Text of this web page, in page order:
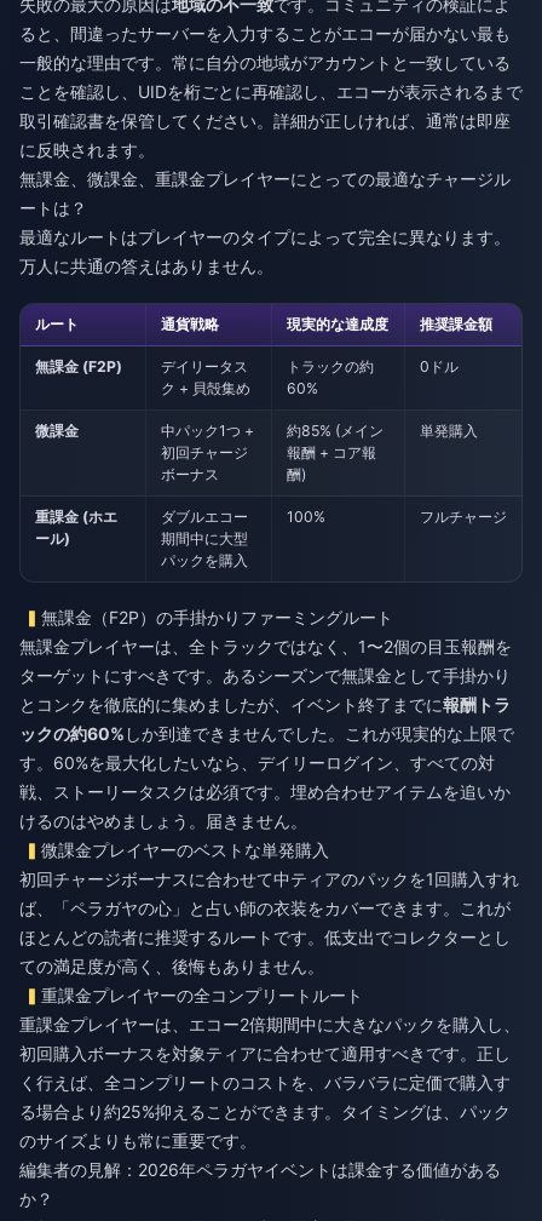
失敗の最大の原因は地域の不一致です。コミュニティの検証によ
ると、間違ったサーバーを入力することがエコーが届かない最も
一般的な理由です。常に自分の地域がアカウントと一致している
ことを確認し、UIDを桁ごとに再確認し、エコーが表示されるまで
取引確認書を保管してください。詳細が正しければ、通常は即座
に反映されます。
無課金、微課金、重課金プレイヤーにとっての最適なチャージル
ートは？
最適なルートはプレイヤーのタイプによって完全に異なります。
万人に共通の答えはありません。
ルート 通貨戦略 現実的な達成度 推奨課金額
無課金 (F2P)
デイリータス
ク + 貝殻集め
トラックの約
60%
0ドル
微課金
中パック1つ +
初回チャージ
ボーナス
約85% (メイン
報酬 + コア報
酬)
単発購入
重課金 (ホエ
ール)
ダブルエコー
期間中に大型
パックを購入
100% フルチャージ
無課金（F2P）の手掛かりファーミングルート
無課金プレイヤーは、全トラックではなく、1〜2個の目玉報酬を
ターゲットにすべきです。あるシーズンで無課金として手掛かり
とコンクを徹底的に集めましたが、イベント終了までに報酬トラ
ックの約60% しか到達できませんでした。これが現実的な上限で
す。60%を最大化したいなら、デイリーログイン、すべての対
戦、ストーリータスクは必須です。埋め合わせアイテムを追いか
けるのはやめましょう。届きません。
微課金プレイヤーのベストな単発購入
初回チャージボーナスに合わせて中ティアのパックを1回購入すれ
ば、「ペラガヤの心」と占い師の衣装をカバーできます。これが
ほとんどの読者に推奨するルートです。低支出でコレクターとし
ての満足度が高く、後悔もありません。
重課金プレイヤーの全コンプリートルート
重課金プレイヤーは、エコー2倍期間中に大きなパックを購入し、
初回購入ボーナスを対象ティアに合わせて適用すべきです。正し
く行えば、全コンプリートのコストを、バラバラに定価で購入す
る場合より約25%抑えることができます。タイミングは、パック
のサイズよりも常に重要です。
編集者の見解：2026年ペラガヤイベントは課金する価値がある
か？